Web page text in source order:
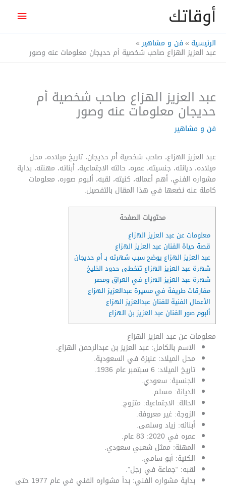
تخطي
المحتوىأوقاتك
الرئيسية فن و مشاهير
عبد العزيز الهزاع صاحب شخصية أم حديجان معلومات عنه وصور
عبد العزيز الهزاع صاحب شخصية أم
حديجان معلومات عنه وصور
فن و مشاهير
عبد العزيز الهزاع، صاحب شخصية أم حديجان، تاريخ ميلاده، محل
ميلاده، ديانته، جنسيته، عمره، حالته الاجتماعية، أبنائه، مهنته، بداية
مشواره الفني، أهم أعماله، كنيته، لقبه، ألبوم صوره، معلومات
كاملة عنه نضعها في هذا المقال بالتفصيل.
محتويات الصفحة
معلومات عن عبد العزيز الهزاع
قصة حياة الفنان عبد العزيز الهزاع
عبد العزيز الهزاع يوضح سبب شهرته بـ أم حديجان
شهرة عبد العزيز الهزاع تتخطى حدود الخليخ
شهرة عبد العزيز الهزاع في العراق ومصر
مفارقات طريفة في مسيرة عبدالعزيز الهزاع
الأعمال الفنية للفنان عبدالعزيز الهزاع
ألبوم صور الفنان عبد العزيز بن الهزاع
معلومات عن عبد العزيز الهزاع
الاسم بالكامل: عبد العزيز بن عبدالرحمن الهزاع.
محل الميلاد: عنيزة في السعودية.
تاريخ الميلاد: 6 سبتمبر عام 1936.
الجنسية: سعودي.
الديانة: مسلم.
الحالة: الاجتماعية: متزوج.
الزوجة: غير معروفة.
أبنائه: زياد وسلمى.
عمره في 2020: 83 عام.
المهنة: ممثل شعبي سعودي.
الكنية: أبو سامي.
لقبه: “جماعة في رجل”.
بداية مشواره الفني: بدأ مشواره الفني في عام 1977 حتى